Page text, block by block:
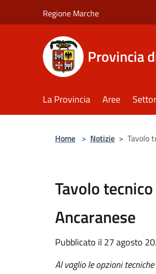
Regione Marche
Provincia
La Provincia Aree
Home > Notizie > Tavolo
Tavolo
Ancaranese
Pubblicato il 27 agosto
Al vaglio le opzioni